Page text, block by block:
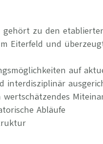
gehört zu den
Eiterfeld und
auf
interdisziplinär
Abläufe